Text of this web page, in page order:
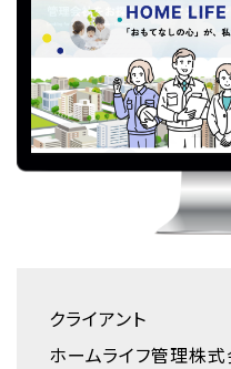
クライアント
ホームライフ管理株